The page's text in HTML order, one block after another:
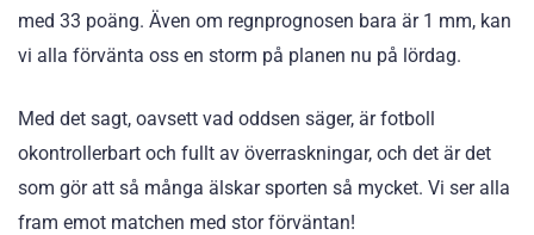
med 33 poäng. Även om regnprognosen bara är 1 mm, kan
vi alla förvänta oss en storm på planen nu på lördag.
Med det sagt, oavsett vad oddsen säger, är fotboll
okontrollerbart och fullt av överraskningar, och det är det
som gör att så många älskar sporten så mycket. Vi ser alla
fram emot matchen med stor förväntan!